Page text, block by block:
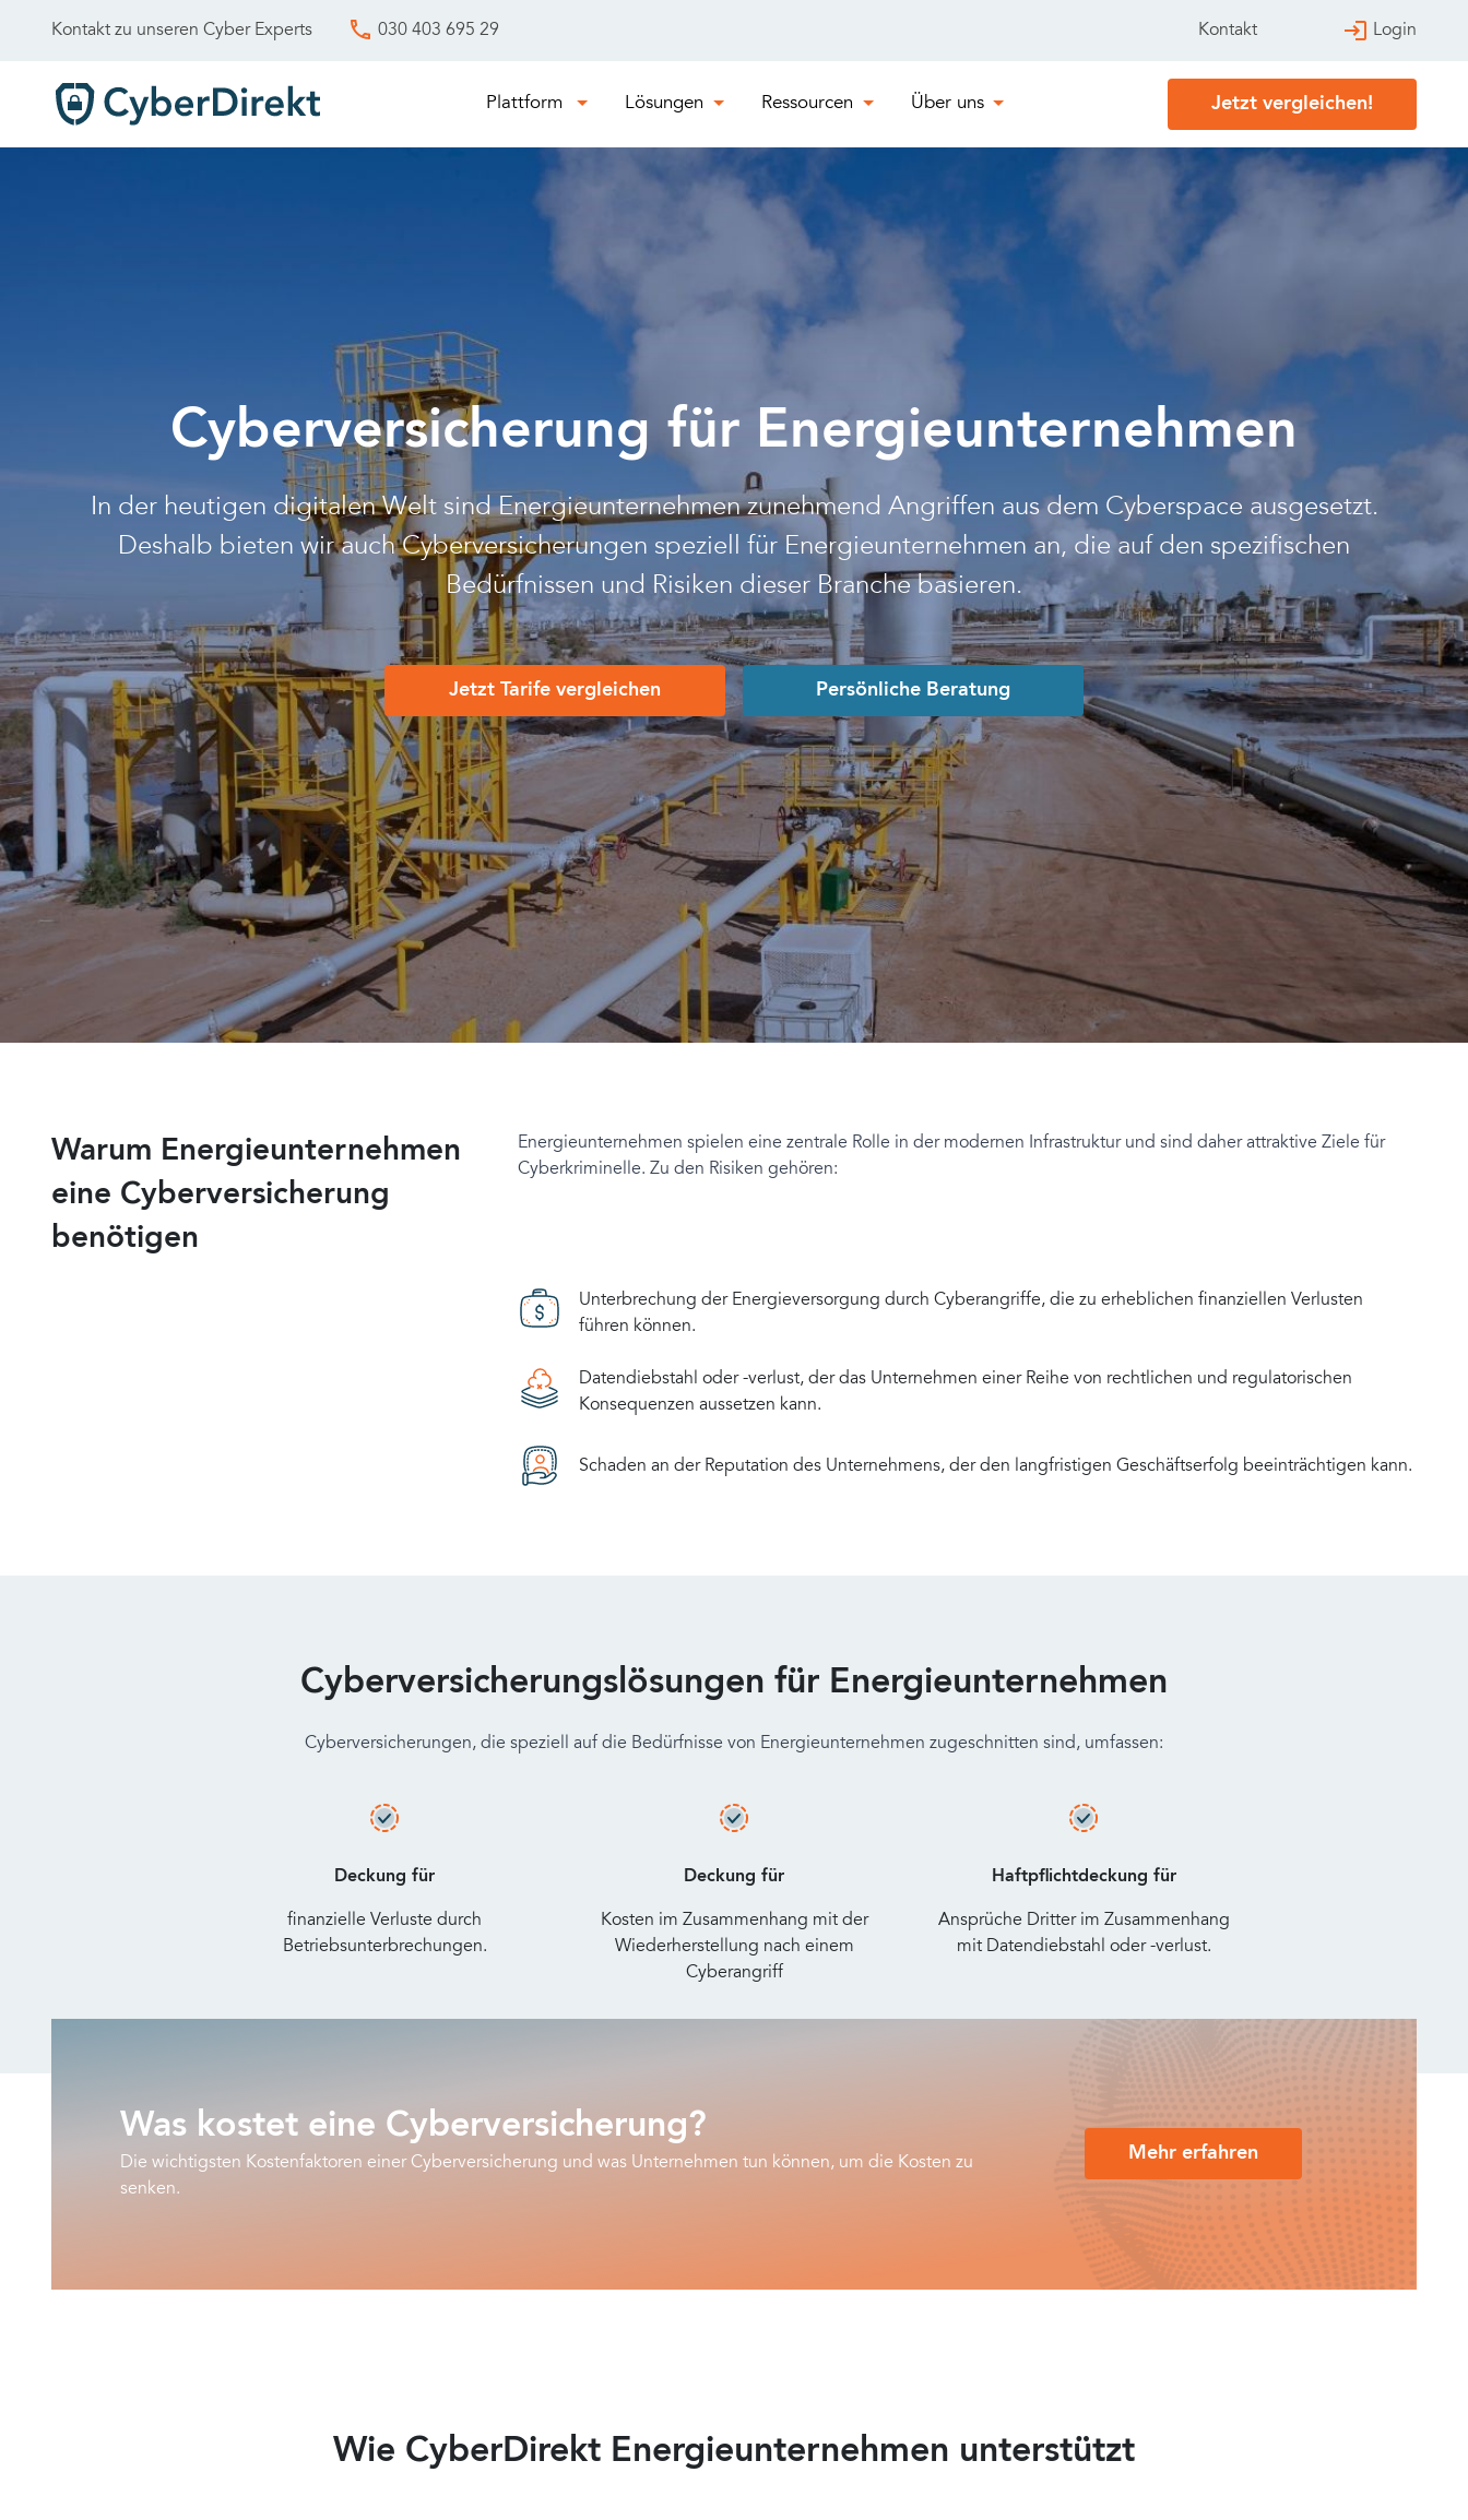
Kontakt zu unseren Cyber Experts 030 403 695 29 Kontakt Login
Plattform Lösungen Ressourcen Über uns Jetzt vergleichen!
Cyberversicherung für Energieunternehmen
In der heutigen digitalen Welt sind Energieunternehmen zunehmend Angriffen aus dem Cyberspace ausgesetzt.
Deshalb bieten wir auch Cyberversicherungen speziell für Energieunternehmen an, die auf den spezifischen
Bedürfnissen und Risiken dieser Branche basieren.
Jetzt Tarife vergleichen Persönliche Beratung
Warum Energieunternehmen
eine Cyberversicherung
benötigen
Energieunternehmen spielen eine zentrale Rolle in der modernen Infrastruktur und sind daher attraktive Ziele für
Cyberkriminelle. Zu den Risiken gehören:
Unterbrechung der Energieversorgung durch Cyberangriffe, die zu erheblichen finanziellen Verlusten
führen können.
Datendiebstahl oder -verlust, der das Unternehmen einer Reihe von rechtlichen und regulatorischen
Konsequenzen aussetzen kann.
Schaden an der Reputation des Unternehmens, der den langfristigen Geschäftserfolg beeinträchtigen kann.
Cyberversicherungslösungen für Energieunternehmen
Cyberversicherungen, die speziell auf die Bedürfnisse von Energieunternehmen zugeschnitten sind, umfassen:
Deckung für
finanzielle Verluste durch
Betriebsunterbrechungen.
Deckung für
Kosten im Zusammenhang mit der
Wiederherstellung nach einem
Cyberangriff
Haftpflichtdeckung für
Ansprüche Dritter im Zusammenhang
mit Datendiebstahl oder -verlust.
Was kostet eine Cyberversicherung?
Die wichtigsten Kostenfaktoren einer Cyberversicherung und was Unternehmen tun können, um die Kosten zu
senken.
Mehr erfahren
Wie CyberDirekt Energieunternehmen unterstützt